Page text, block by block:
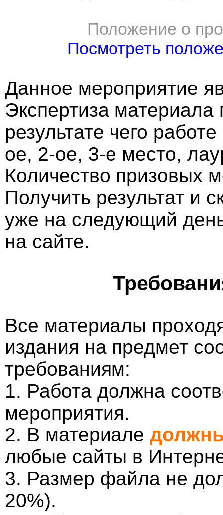
Положение о
Посмотреть
Данное мероприятие
Экспертиза
результате чего
ое, 2-ое, 3-е место,
Количество призовых
Получить результат и
уже на следующий
на сайте.
Все материалы
издания на предмет
требованиям:
1. Работа должна
мероприятия.
2. В материале
любые сайты в
3. Размер файла не
20%).